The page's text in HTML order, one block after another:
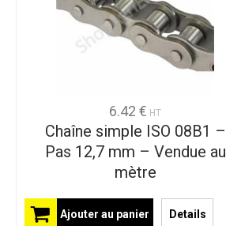
6.42 € HT
Chaîne simple ISO 08B1 –
Pas 12,7 mm – Vendue au
mètre
Ajouter au panier Details